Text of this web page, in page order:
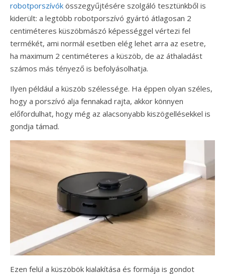
robotporszívók összegyűjtésére szolgáló tesztünkből is
kiderült: a legtöbb robotporszívó gyártó átlagosan 2
centiméteres küszöbmászó képességgel vértezi fel
termékét, ami normál esetben elég lehet arra az esetre,
ha maximum 2 centiméteres a küszöb, de az áthaladást
számos más tényező is befolyásolhatja.
Ilyen például a küszöb szélessége. Ha éppen olyan széles,
hogy a porszívó alja fennakad rajta, akkor könnyen
előfordulhat, hogy még az alacsonyabb kiszögellésekkel is
gondja támad.
Ezen felül a küszöbök kialakítása és formája is gondot